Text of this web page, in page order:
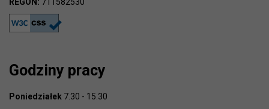
Godziny pracy
Poniedziałek 7.30 - 15.30